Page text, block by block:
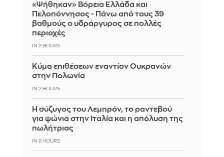
«Ψήθηκαν» Βόρεια Ελλάδα και
Πελοπόννησος - Πάνω από τους 39
βαθμούς ο υδράργυρος σε πολλές
περιοχές
IN 2 HOURS
Κύμα επιθέσεων εναντίον Ουκρανών
στην Πολωνία
IN 2 HOURS
Η σύζυγος του Λεμπρόν, το ραντεβού
για ψώνια στην Ιταλία και η απόλυση της
πωλήτριας
IN 2 HOURS